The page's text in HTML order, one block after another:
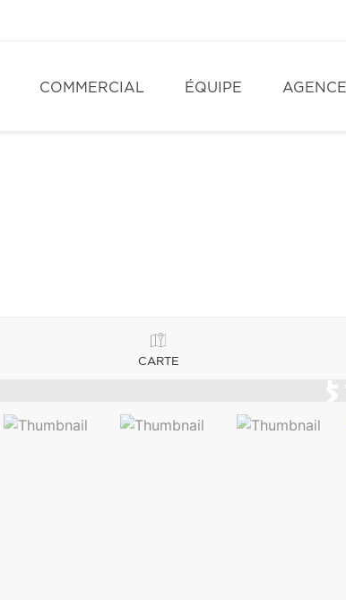
COMMERCIAL ÉQUIPE AGENCE
CARTE